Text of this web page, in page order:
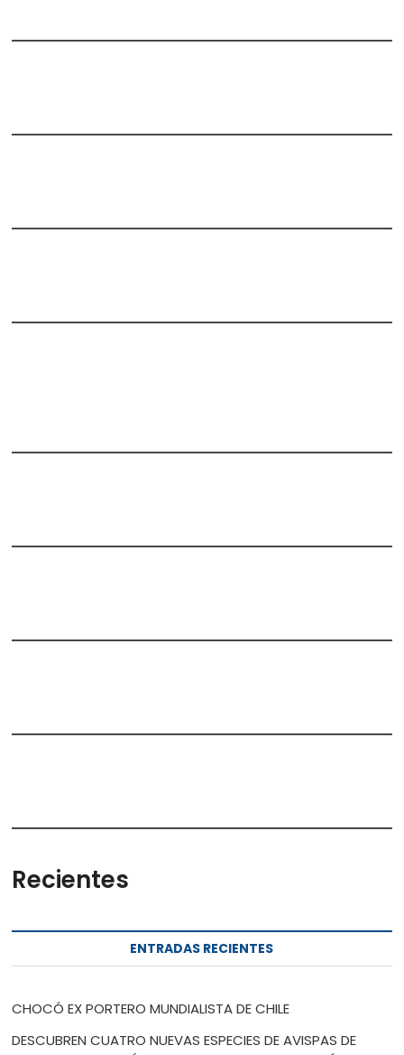
Recientes
ENTRADAS RECIENTES
CHOCÓ EX PORTERO MUNDIALISTA DE CHILE
DESCUBREN CUATRO NUEVAS ESPECIES DE AVISPAS DE